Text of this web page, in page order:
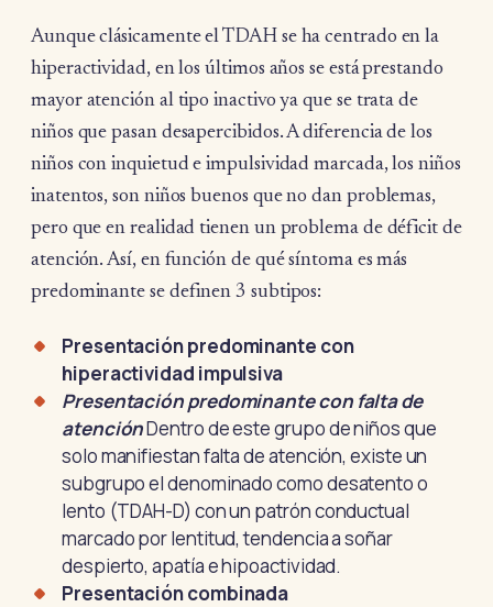
Aunque clásicamente el TDAH se ha centrado en la
hiperactividad, en los últimos años se está prestando
mayor atención al tipo inactivo ya que se trata de
niños que pasan desapercibidos. A diferencia de los
niños con inquietud e impulsividad marcada, los niños
inatentos, son niños buenos que no dan problemas,
pero que en realidad tienen un problema de déficit de
atención. Así, en función de qué síntoma es más
predominante se definen 3 subtipos:
Presentación predominante con
hiperactividad impulsiva
Presentación predominante con falta de
atenciónDentro de este grupo de niños que
solo manifiestan falta de atención, existe un
subgrupo el denominado como desatento o
lento (TDAH-D) con un patrón conductual
marcado por lentitud, tendencia a soñar
despierto, apatía e hipoactividad.
Presentación combinada